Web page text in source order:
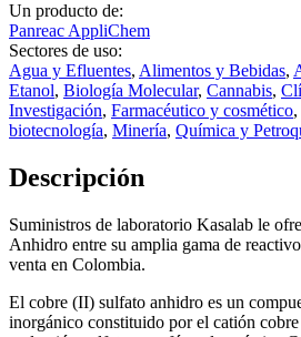
Un producto de:
Panreac AppliChem
Sectores de uso:
Agua y Efluentes, Alimentos y Bebidas,
Etanol, Biología Molecular, Cannabis,
Investigación, Farmacéutico y cosmético,
biotecnología, Minería, Química y
Descripción
Suministros de laboratorio Kasalab le
Anhidro entre su amplia gama de
venta en Colombia.
El cobre (II) sulfato anhidro es un
inorgánico constituido por el catión